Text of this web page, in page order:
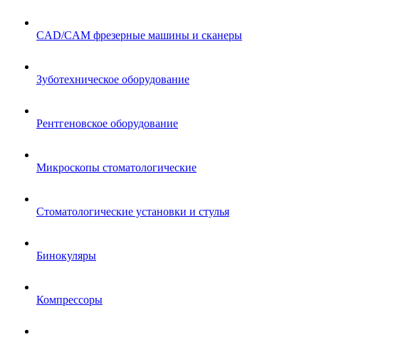
CAD/CAM фрезерные машины и сканеры
Зуботехническое оборудование
Рентгеновское оборудование
Микроскопы стоматологические
Стоматологические установки и стулья
Бинокуляры
Компрессоры